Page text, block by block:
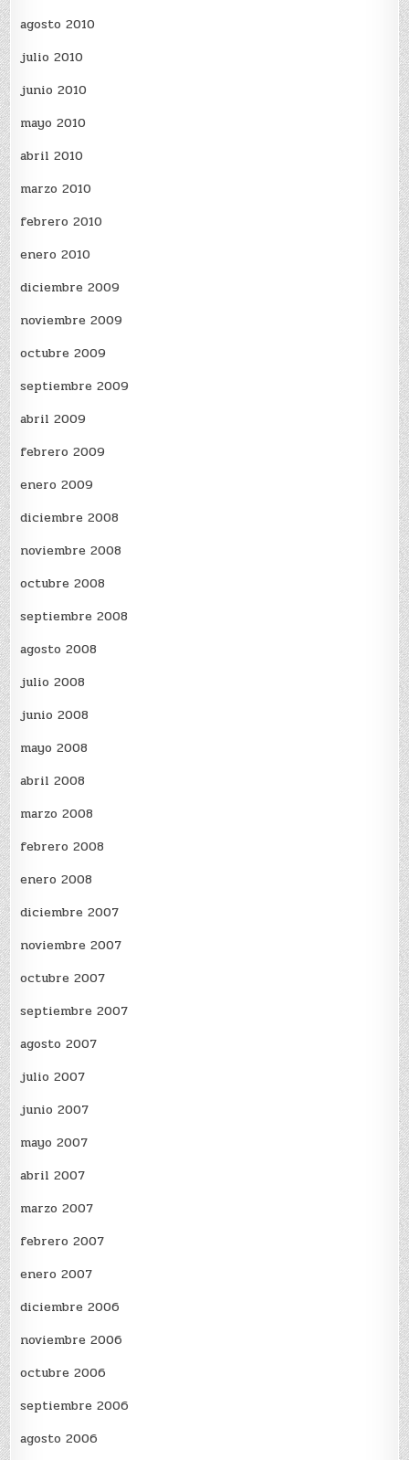
agosto 2010
julio 2010
junio 2010
mayo 2010
abril 2010
marzo 2010
febrero 2010
enero 2010
diciembre 2009
noviembre 2009
octubre 2009
septiembre 2009
abril 2009
febrero 2009
enero 2009
diciembre 2008
noviembre 2008
octubre 2008
septiembre 2008
agosto 2008
julio 2008
junio 2008
mayo 2008
abril 2008
marzo 2008
febrero 2008
enero 2008
diciembre 2007
noviembre 2007
octubre 2007
septiembre 2007
agosto 2007
julio 2007
junio 2007
mayo 2007
abril 2007
marzo 2007
febrero 2007
enero 2007
diciembre 2006
noviembre 2006
octubre 2006
septiembre 2006
agosto 2006